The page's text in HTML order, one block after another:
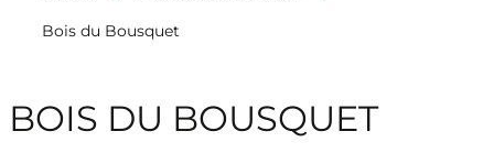
Bois du Bousquet
BOIS DU BOUSQUET